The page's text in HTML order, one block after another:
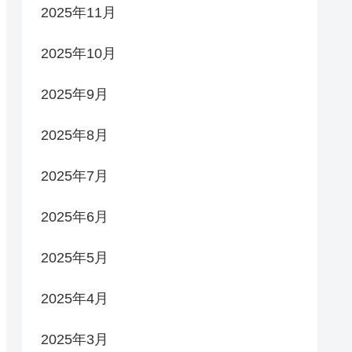
2025年11月
2025年10月
2025年9月
2025年8月
2025年7月
2025年6月
2025年5月
2025年4月
2025年3月